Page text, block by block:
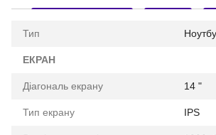
Тип
ЕКРАН
Діагональ екрану 14 "
Тип екрану IPS